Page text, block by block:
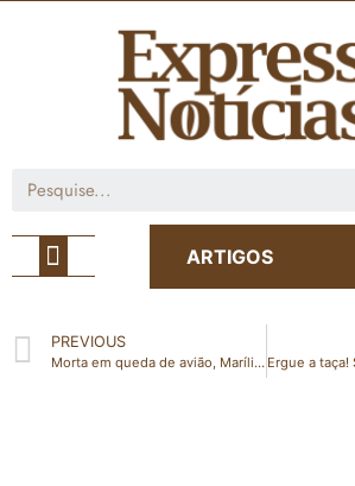
ARTIGOS
PREVIOUS
Morta em queda de avião, Marília Mendonça se apresentaria em Guriri no dia 02 de janeiro